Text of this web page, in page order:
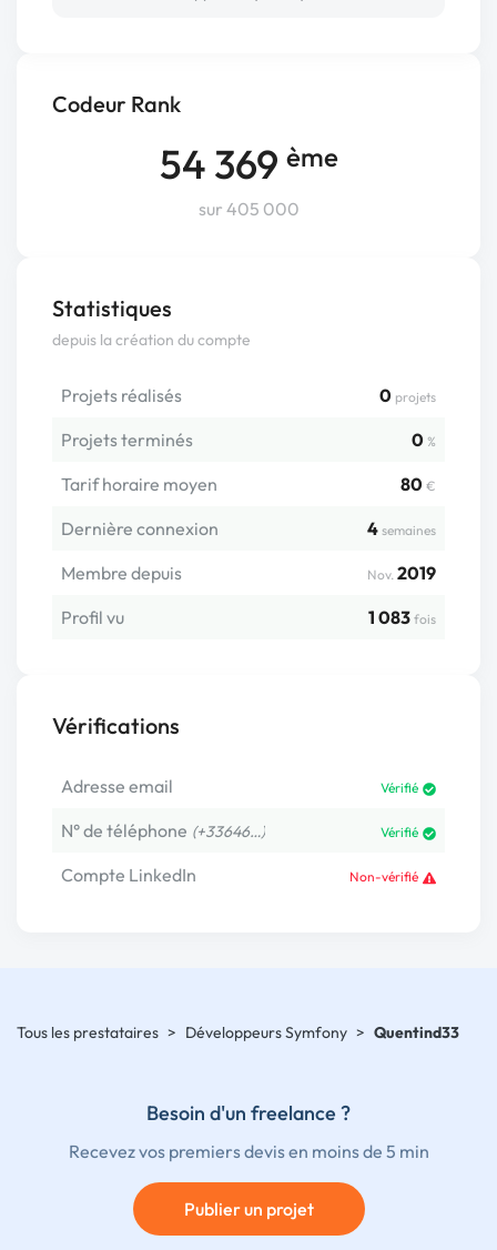
Codeur Rank
54 369 ème
sur 405 000
Statistiques
depuis la création du compte
Projets réalisés 0 projets
Projets terminés 0 %
Tarif horaire moyen 80 €
Dernière connexion 4 semaines
Membre depuis Nov. 2019
Profil vu
1 083 fois
Vérifications
Adresse email Vérifié
N° de téléphone (+33646…) Vérifié
Compte LinkedIn Non-vérifié
Tous les prestataires > Développeurs Symfony > Quentind33
Besoin d'un freelance ?
Recevez vos premiers devis en moins de 5 min
Publier un projet